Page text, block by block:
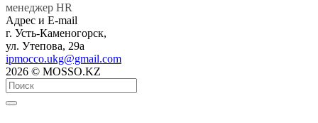
менеджер HR
Адрес и E-mail
г. Усть-Каменогорск,
ул. Утепова, 29а
ipmocco.ukg@gmail.com
2026 © MOSSO.KZ